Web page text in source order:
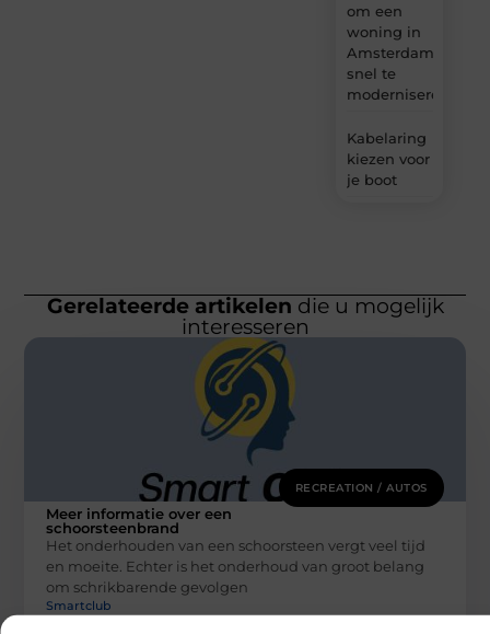
om een
woning in
Amsterdam
snel te
moderniseren
Kabelaring
kiezen voor
je boot
Gerelateerde artikelen die u mogelijk
interesseren
RECREATION / AUTOS
Meer informatie over een
schoorsteenbrand
Het onderhouden van een schoorsteen vergt veel tijd
en moeite. Echter is het onderhoud van groot belang
om schrikbarende gevolgen
Smartclub